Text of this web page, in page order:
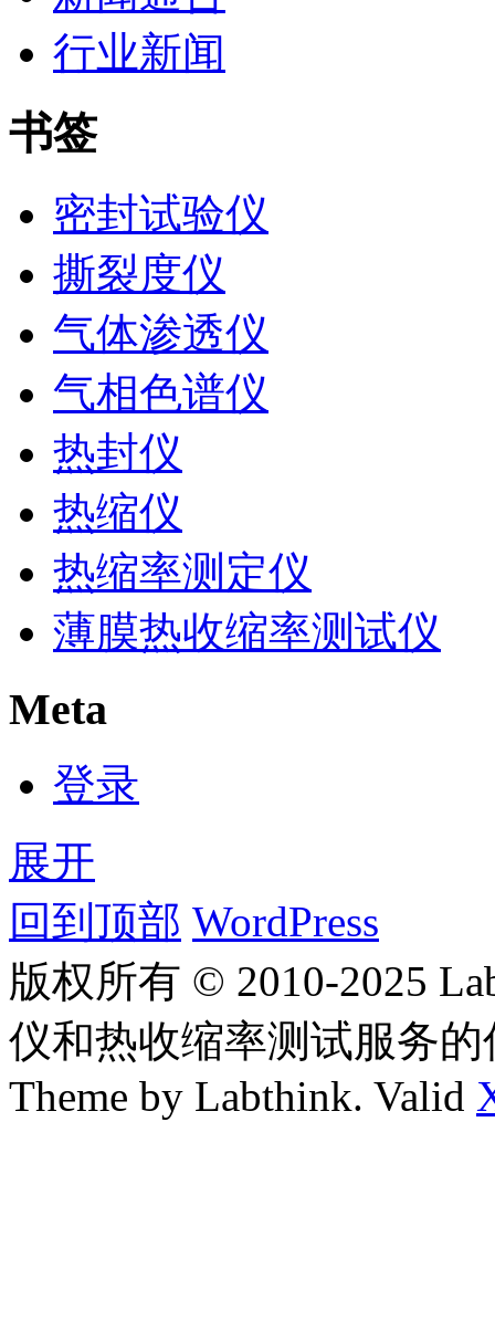
行业新闻
书签
密封试验仪
撕裂度仪
气体渗透仪
气相色谱仪
热封仪
热缩仪
热缩率测定仪
薄膜热收缩率测试仪
Meta
登录
展开
回到顶部 WordPress
版权所有 © 2010-2025
仪和热收缩率测试服务
Theme by Labthink. Valid